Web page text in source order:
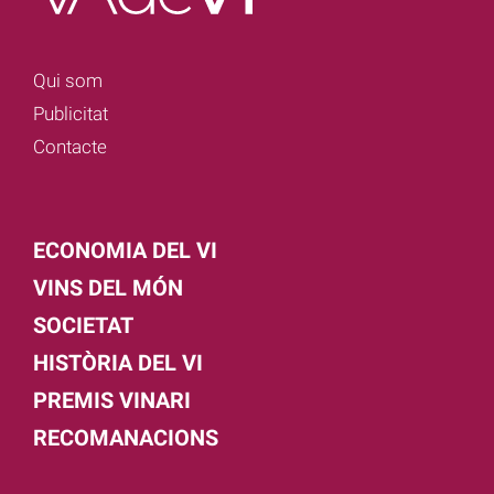
Qui som
Publicitat
Contacte
ECONOMIA DEL VI
VINS DEL MÓN
SOCIETAT
HISTÒRIA DEL VI
PREMIS VINARI
RECOMANACIONS